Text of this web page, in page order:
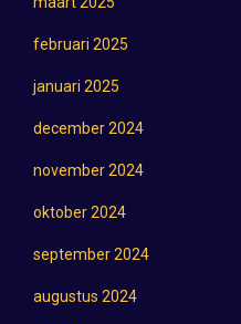
februari 2025
januari 2025
december 2024
november 2024
oktober 2024
september 2024
augustus 2024